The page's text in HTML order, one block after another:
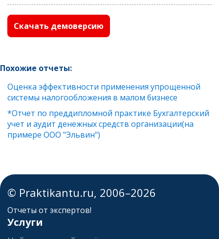
Скачать демоверсию
Похожие отчеты:
Оценка эффективности применения упрощенной
системы налогообложения в малом бизнесе
*Отчет по преддипломной практике Бухгалтерский
учет и аудит денежных средств организации(на
примере ООО "Эльвин")
© Praktikantu.ru, 2006–2026
Отчеты от экспертов!
Услуги